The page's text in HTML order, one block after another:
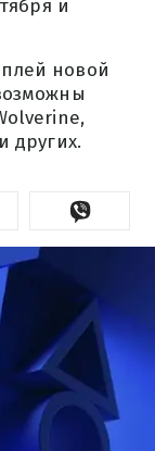
и
новой
других.